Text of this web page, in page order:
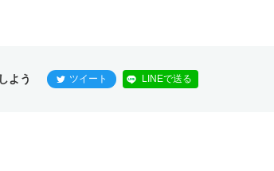
よう ツイート LINEで送る